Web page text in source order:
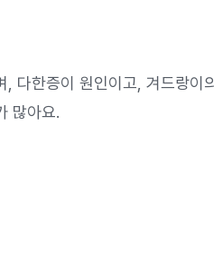
다한증이 원인이고, 겨드랑이
많아요.